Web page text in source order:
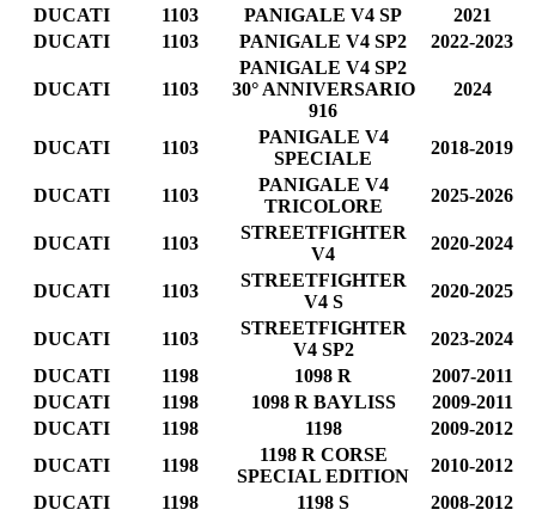
DUCATI
1103 PANIGALE V4 SP
2021
DUCATI
1103 PANIGALE V4 SP2 2022-2023
DUCATI 1103
PANIGALE V4 SP2
30° ANNIVERSARIO
916
2024
DUCATI 1103
PANIGALE V4
SPECIALE
2018-2019
DUCATI 1103
PANIGALE V4
TRICOLORE
2025-2026
DUCATI 1103
STREETFIGHTER
V4
2020-2024
DUCATI 1103
STREETFIGHTER
V4 S
2020-2025
DUCATI 1103
STREETFIGHTER
V4 SP2
2023-2024
DUCATI
1198 1098 R
2007-2011
DUCATI
1198 1098 R BAYLISS
2009-2011
DUCATI
1198 1198
2009-2012
DUCATI
1198
1198 R CORSE
SPECIAL EDITION
2010-2012
DUCATI
1198 1198 S
2008-2012